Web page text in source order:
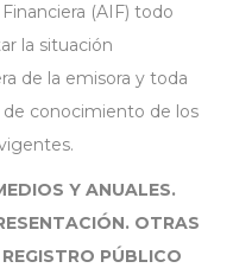
(AIF) todo
la situación
de la emisora y toda
conocimiento de los
Y ANUALES.
OTRAS
PÚBLICO